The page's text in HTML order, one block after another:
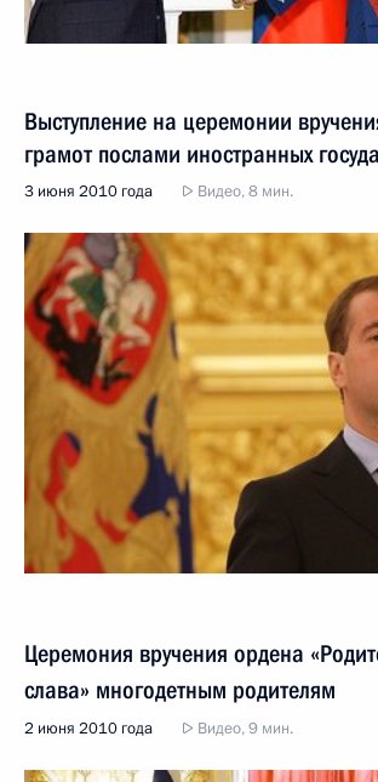
Выступление на церемонии
грамот послами иностранных
3 июня 2010 года Видео, 8 мин.
Церемония вручения ордена
слава» многодетным родителям
2 июня 2010 года Видео, 9 мин.